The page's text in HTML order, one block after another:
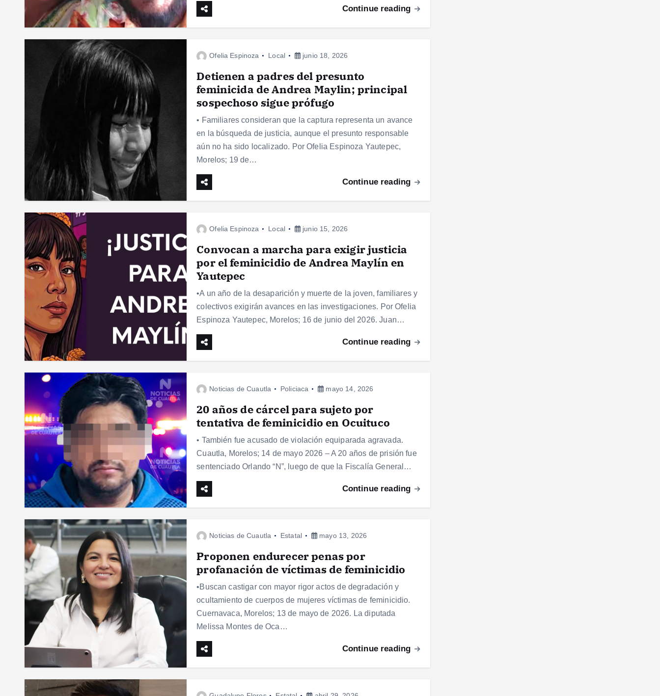
Continue reading
Ofelia Espinoza Local junio 18, 2026
Detienen a padres del presunto
feminicida de Andrea Maylin; principal
sospechoso sigue prófugo
• Familiares consideran que la captura representa un avance
en la búsqueda de justicia, aunque el presunto responsable
aún no ha sido localizado. Por Ofelia Espinoza Yautepec,
Morelos; 19 de…
Continue reading
Ofelia Espinoza Local junio 15, 2026
Convocan a marcha para exigir justicia
por el feminicidio de Andrea Maylín en
Yautepec
•A un año de la desaparición y muerte de la joven, familiares y
colectivos exigirán avances en las investigaciones. Por Ofelia
Espinoza Yautepec, Morelos; 16 de junio del 2026. Juan…
Continue reading
Noticias de Cuautla Policiaca mayo 14, 2026
20 años de cárcel para sujeto por
tentativa de feminicidio en Ocuituco
• También fue acusado de violación equiparada agravada.
Cuautla, Morelos; 14 de mayo 2026 – A 20 años de prisión fue
sentenciado Orlando “N”, luego de que la Fiscalía General…
Continue reading
Noticias de Cuautla Estatal mayo 13, 2026
Proponen endurecer penas por
profanación de víctimas de feminicidio
•Buscan castigar con mayor rigor actos de degradación y
ocultamiento de cuerpos de mujeres víctimas de feminicidio.
Cuernavaca, Morelos; 13 de mayo de 2026. La diputada
Melissa Montes de Oca…
Continue reading